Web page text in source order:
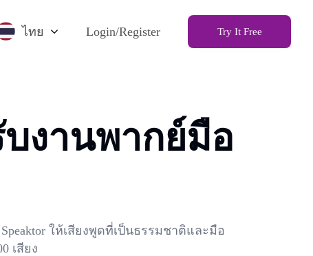
ไทย Login/Register Try It Free
งานพากย์มือ
ให้เสียงพูดที่เป็นธรรมชาติและมือ
เสียง